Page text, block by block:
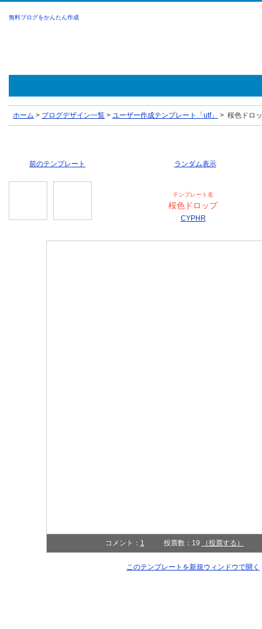
無料ブログをかんたん作成
ホーム > ブログデザイン一覧 > ユーザー作成テンプレート「utf」 > 桜色ドロ
前のテンプレート ランダム表示
テンプレート名
桜色ドロップ
CYPHR
コメント： 1 投票数：19 （投票する）
このテンプレートを新規ウィンドウで開